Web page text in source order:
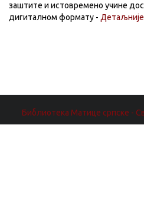
заштите и истовремено учине
дигиталном формату - Детаљније
Библиотека Матице српске -